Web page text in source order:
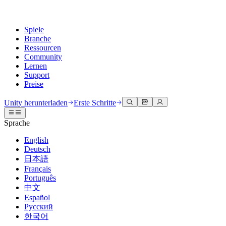
Spiele
Branche
Ressourcen
Community
Lernen
Support
Preise
Unity Engine
Erstellen Sie 2D- und 3D-Spiele für jede Plattform
Zusammenarbeit
Schnell mit Ihrem Team zusammenarbeiten und iterieren
Unity herunterladen
Abonnements und Preise
Bereitstellen
Multiplattform
3D-Zusammenarbeit
Erstellen und überprüfen Sie 3D-Projekte in Echtzeit
Immersive Schulung
In immersiven Umgebungen trainieren
Kundenerlebnisse
Interaktive 3D-Erlebnisse erstellen
Branchen
Fertigung
Dokumentation
Entwicklertools
Versionsfreigaben und Fehlerverfolgung
Roadmap
Bevorstehende Funktionen überprüfen
Glossar
Diskussionen
Veranstaltungen
Globale und lokale Veranstaltungen
Gemeinschaftsgeschichten
Made with Unity
Präsentation von Unity-Schöpfern
Unity Learn
Meistern Sie Unity-Fähigkeiten kostenlos
Professionelles Training
Verbessern Sie Ihr Team mit Unity-Trainern
Neu bei Unity
Erste Schritte
Beginnen Sie noch heute mit dem Lernen
Unity Essential Pathways
Hilfe erhalten
Wir helfen Ihnen, mit Unity erfolgreich zu sein
Erfolgspläne
Erreichen Sie Ihre Ziele schneller mit Expertenunterstützung
FAQ
Antworten auf häufige Fragen
Kontakt aufnehmen
Verbinden Sie sich mit unserem Team
Unity herunterladen Erste Schritte
Sprache
English
Deutsch
日本語
Français
Português
中文
Español
Русский
한국어